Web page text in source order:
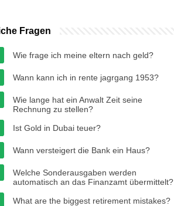
Fragen
Wie frage ich meine eltern nach geld?
Wann kann ich in rente jagrgang 1953?
Wie lange hat ein Anwalt Zeit seine
Rechnung zu stellen?
Ist Gold in Dubai teuer?
Wann versteigert die Bank ein Haus?
Welche Sonderausgaben werden
automatisch an das Finanzamt übermittelt?
What are the biggest retirement mistakes?